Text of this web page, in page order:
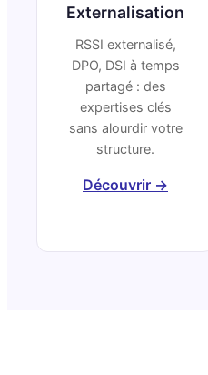
Externalisation
RSSI externalisé,
DPO, DSI à temps
partagé : des
expertises clés
sans alourdir votre
structure.
Découvrir →